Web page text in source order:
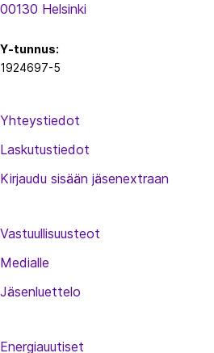
00130 Helsinki
Y-tunnus:
1924697-5
Yhteystiedot
Laskutustiedot
Kirjaudu sisään jäsenextraan
Vastuullisuusteot
Medialle
Jäsenluettelo
Energiauutiset